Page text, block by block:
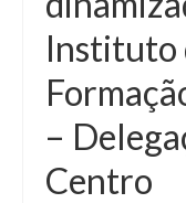
Instituto
–
Centro